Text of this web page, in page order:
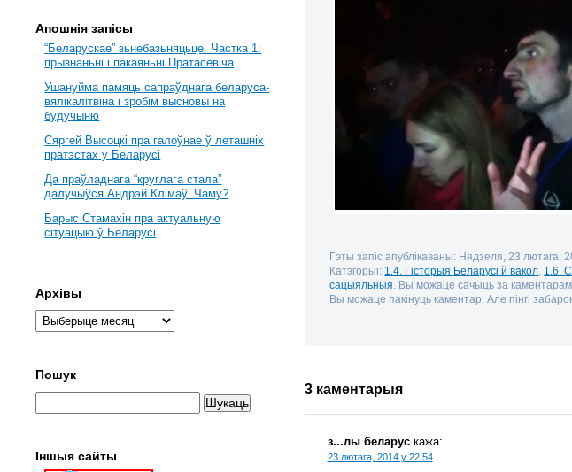
Гэты запіс апублікаваны: Нядзеля, 23 лютага,
Катэгорыі: 1.4. Гісторыя Беларусі й вакол 1.6.
сацыяльныя
. Вы можаце сачыць за
Вы можаце пакінуць каментар. Але пінгі
3 каментарыя
з...лы беларус кажа:
23 лютага, 2014 у 22:54
Апошнія запісы
“Беларускае” зьнебазьняцьце. Частка 1:
прызнаньні і пакаяньні Пратасевіча
Ушануйма памяць сапраўднага беларуса-
вялікалітвіна і зробім высновы на
будучыню
Сяргей Высоцкі пра галоўнае ў леташніх
пратэстах у Беларусі
Да праўладнага “круглага стала”
далучыўся Андрэй Клімаў. Чаму?
Барыс Стамахін пра актуальную
сітуацыю ў Беларусі
Архівы
Пошук
Іншыя сайты